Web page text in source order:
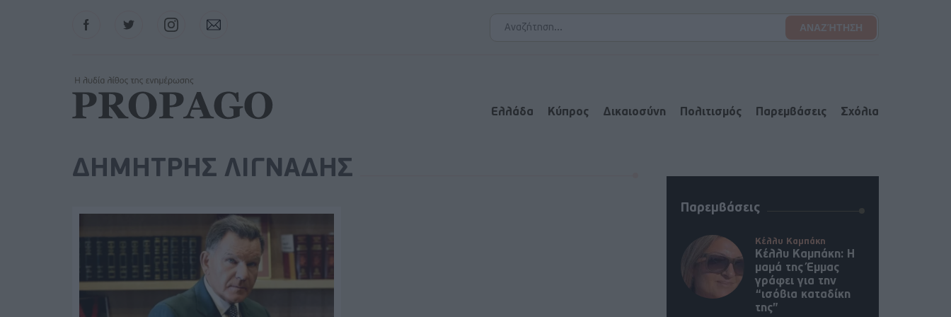
FacebookTwitter InstagramContact
Ελλάδα Κύπρος Δικαιοσύνη Πολιτισμός Παρεμβάσεις Σχόλια
ΔΗΜΗΤΡΗΣ ΛΙΓΝΑΔΗΣ
Παρεμβάσεις
Κέλλυ Καμπάκη
Κέλλυ Καμπάκη: Η
μαμά της Έμμας
γράφει για την
“ισόβια καταδίκη
της”